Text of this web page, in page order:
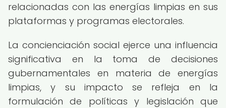
relacionadas con las energías limpias en sus
plataformas y programas electorales.
La concienciación social ejerce una influencia
significativa en la toma de decisiones
gubernamentales en materia de energías
limpias, y su impacto se refleja en la
formulación de políticas y legislación que